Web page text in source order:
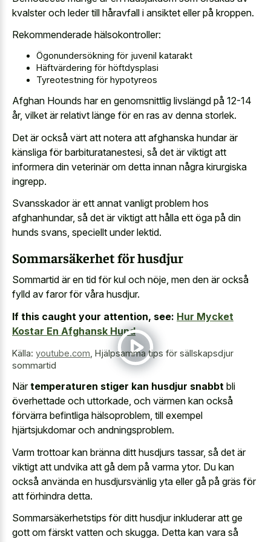
kvalster och leder till håravfall i ansiktet eller på kroppen.
Rekommenderade hälsokontroller:
Ögonundersökning för juvenil katarakt
Häftvärdering för höftdysplasi
Tyreotestning för hypotyreos
Afghan Hounds har en genomsnittlig livslängd på 12-14
år, vilket är relativt länge för en ras av denna storlek.
Det är också värt att notera att afghanska hundar är
känsliga för barbituratanestesi, så det är viktigt att
informera din veterinär om detta innan några kirurgiska
ingrepp.
Svansskador är ett annat vanligt problem hos
afghanhundar, så det är viktigt att hålla ett öga på din
hunds svans, speciellt under lektid.
Sommarsäkerhet för husdjur
Sommartid är en tid för kul och nöje, men den är också
fylld av faror för våra husdjur.
If this caught your attention, see: Hur Mycket
Kostar En Afghansk Hund
Källa: youtube.com Hjälpsamma tips för sällskapsdjur
sommartid
Närtemperaturen stiger kan husdjur snabbt bli
överhettade och uttorkade, och värmen kan också
förvärra befintliga hälsoproblem, till exempel
hjärtsjukdomar och andningsproblem.
Varm trottoar kan bränna ditt husdjurs tassar, så det är
viktigt att undvika att gå dem på varma ytor. Du kan
också använda en husdjursvänlig yta eller gå på gräs för
att förhindra detta.
Sommarsäkerhetstips för ditt husdjur inkluderar att ge
gott om färskt vatten och skugga. Detta kan vara så